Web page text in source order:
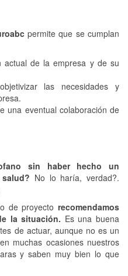
permite que se cumplan
actual de la empresa y de su
las necesidades y
una eventual colaboración de
sin haber hecho un
No lo haría, verdad?.
de proyecto recomendamos
la situación. Es una buena
de actuar, aunque no es un
muchas ocasiones nuestros
y saben muy bien lo que